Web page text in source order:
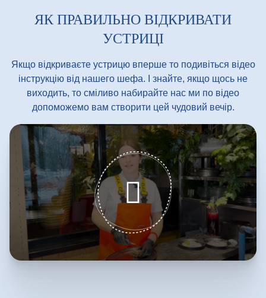
ЯК ПРАВИЛЬНО ВІДКРИВАТИ
УСТРИЦІ
Якщо відкриваєте устрицю вперше то подивіться відео
інструкцію від нашего шефа. І знайте, якщо щось не
виходить, то сміливо набирайте нас ми по відео
допоможемо вам створити цей чудовий вечір.